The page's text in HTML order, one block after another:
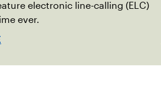
electronic line-calling (ELC)
ever.